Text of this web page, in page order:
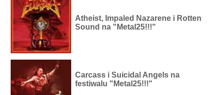
Atheist, Impaled Nazarene i Rotten
Sound na "Metal25!!!"
Carcass i Suicidal Angels na
festiwalu "Metal25!!!"